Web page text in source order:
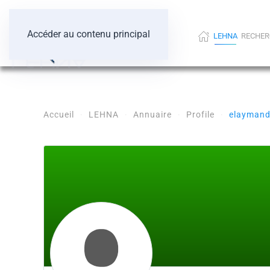
Accéder au contenu principal LEHNA
Accueil LEHNA Annuaire Profile elaymand